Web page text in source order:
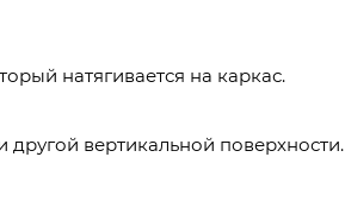
натягивается на каркас.
другой вертикальной поверхности.